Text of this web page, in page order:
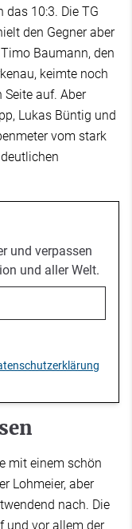
10:3. Die TG
den Gegner aber
Baumann, den
keimte noch
auf. Aber
Lukas Büntig und
vom stark
und verpassen
und aller Welt.
mit einem schön
Lohmeier, aber
nach. Die
und vor allem der